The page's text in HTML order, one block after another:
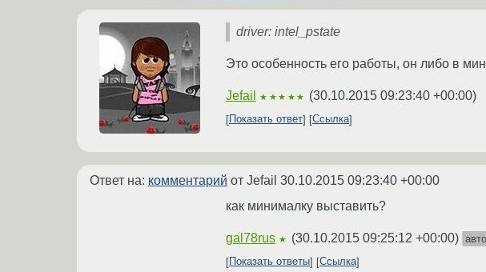
driver: intel_pstate
Это особенность его работы, он либо в
Jefail ★★★★★ (30.10.2015 09:23:40 +00:00)
Показать ответ Ссылка
Ответ на: комментарий от Jefail 30.10.2015 09:23:40 +00:00
как минималку выставить?
gal78rus ★ (30.10.2015 09:25:12 +00:00)
Показать ответы
Ссылка